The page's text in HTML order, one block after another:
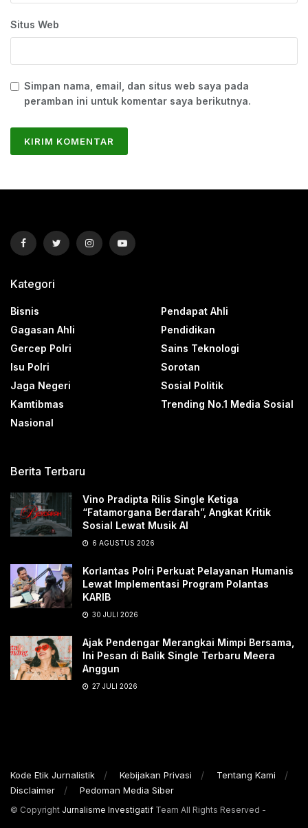
Situs Web
Simpan nama, email, dan situs web saya pada
peramban ini untuk komentar saya berikutnya.
Kategori
Bisnis
Gagasan Ahli
Gercep Polri
Isu Polri
Jaga Negeri
Kamtibmas
Nasional
Pendapat Ahli
Pendidikan
Sains Teknologi
Sorotan
Sosial Politik
Trending No.1 Media Sosial
Berita Terbaru
Vino Pradipta Rilis Single Ketiga
“Fatamorgana Berdarah”, Angkat Kritik
Sosial Lewat Musik AI
6 AGUSTUS 2026
Korlantas Polri Perkuat Pelayanan Humanis
Lewat Implementasi Program Polantas
KARIB
30 JULI 2026
Ajak Pendengar Merangkai Mimpi Bersama,
Ini Pesan di Balik Single Terbaru Meera
Anggun
27 JULI 2026
Kode Etik Jurnalistik Kebijakan Privasi
Tentang Kami
Disclaimer
Pedoman Media Siber
© Copyright Jurnalisme Investigatif Team All Rights Reserved -